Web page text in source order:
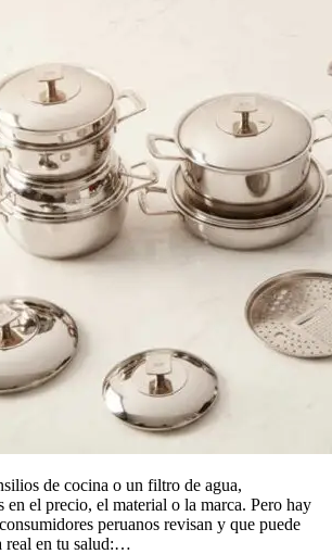
de cocina o un filtro de agua,
en el precio, el material o la marca. Pero hay
peruanos revisan y que puede
real en tu salud:…